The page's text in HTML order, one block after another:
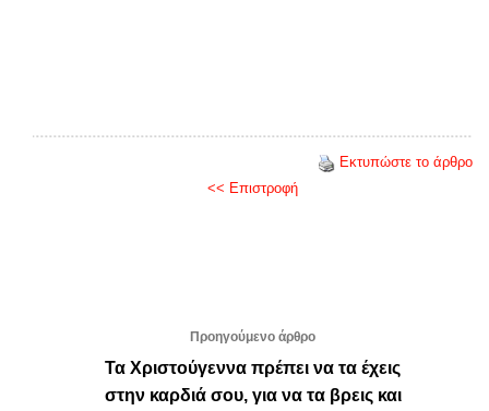
Εκτυπώστε το άρθρο
<< Επιστροφή
Προηγούμενο άρθρο
Τα Χριστούγεννα πρέπει να τα έχεις
στην καρδιά σου, για να τα βρεις και